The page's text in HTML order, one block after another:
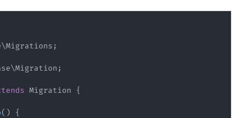
\Migrations ;
\Migration ;
Migration {
( )
{